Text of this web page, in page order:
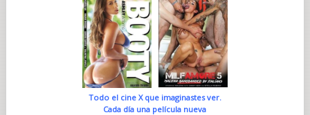
Todo el cine X que imaginastes ver.
Cada día una película nueva